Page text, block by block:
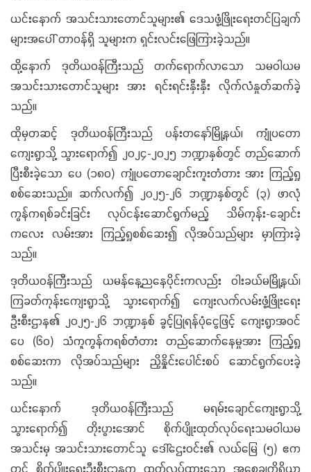
ယင်းနောက် အသင်းသားတောင်သူများ၏ ဒေသဖွံ့ဖြိုးရေးတင်ပြချက်
များအပေါ် တာဝန်ရှိ သူများက ရှင်းလင်းဖြေကြားခဲ့သည်။
ထို့နောက် ဒုတိယဝန်ကြီးသည် တက်ရောက်လာသော သမဝါယမ
အသင်းသားတောင်သူများ အား ရင်းရင်းနှီးနှီး လိုက်လံနှုတ်ဆက်ခဲ့
သည်။
ထိုမှတဆင့် ဒုတိယဝန်ကြီးသည် ပန်းတနော်မြို့နယ်၊ ကျုံပတော
ကျေးရွာသို့ သွားရောက်၍ ၂၀၂၄-၂၀၂၅ ဘဏ္ဍာနှစ်တွင် တည်ဆောက်
ပြီးစီးခဲ့သော ပေ (၁၈၀) ကျုံပတောချောင်းကူးတံတား အား ကြည့်ရှု
စစ်ဆေးသည်။ ဆက်လက်၍ ၂၀၂၅-၂၆ ဘဏ္ဍာနှစ်တွင် (၃) ဖာလုံ
ကွန်ကရစ်ခင်းခြင်း လုပ်ငန်းဆောင်ရွက်မည့် သိမ်ကုန်း-ချောင်း
ကလေး လမ်းအား ကြည့်ရှုစစ်ဆေး၍ လိုအပ်သည်များ မှာကြားခဲ့
သည်။
ဒုတိယဝန်ကြီးသည် ယမန်နေ့ညနေပိုင်းကလည်း ဝါးခယ်မမြို့နယ်၊
ကြခတ်ကုန်းကျေးရွာသို့ သွားရောက်၍ ကျေးလက်လမ်းဖွံ့ဖြိုးရေး
ဦးစီးဌာန၏ ၂၀၂၅-၂၆ ဘဏ္ဍာနှစ် ခွင့်ပြုရန်ပုံငွေဖြင့် ကျေးရွာအဝင်
ပေ (၆၀) သံကူကွန်ကရစ်တံတား တည်ဆောက်နေမှုအား ကြည့်ရှု
စစ်ဆေးကာ လိုအပ်သည်များ ညှိနှိုင်းပေါင်းစပ် ဆောင်ရွက်ပေးခဲ့
သည်။
ယင်းနောက် ဒုတိယဝန်ကြီးသည် မရမ်းချောင်ကျေးရွာသို့
သွားရောက်၍ တိုးပွားအောင် စိုက်ပျိုးထုတ်လုပ်ရေးသမဝါယမ
အသင်းမှ အသင်းသားတောင်သူ ဒေါ်ဌေးဝင်း၏ လယ်မြေ (၅) ဧက
တွင် စိုက်ပျိုးရေးဦးစီးဌာနက ထုတ်လုပ်ထားသော အစေ့ချကိရိယာ